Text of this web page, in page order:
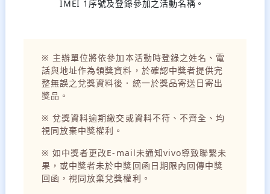
IMEI 1序號及登錄參加之活動名稱。
※ 主辦單位將依參加本活動時登錄之姓名、電
話與地址作為領獎資料，於確認中獎者提供完
整無誤之兌獎資料後．統一於獎品寄送日寄出
獎品。
※ 兌獎資料逾期繳交或資料不符、不齊全、均
視同放棄中獎權利。
※ 如中獎者更改E-mail未通知vivo導致聯繫未
果，或中獎者未於中獎回函日期限內回傳中獎
回函，視同放棄兌獎權利。